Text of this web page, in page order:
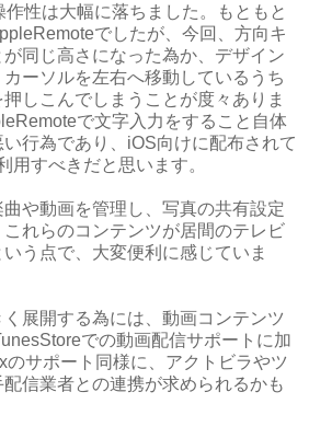
性は大幅に落ちました。もともと
でしたが、今回、方向キ
同じ高さになった為か、デザイン
ーソルを左右へ移動しているうち
しこんでしまうことが度々ありま
で文字入力をすること自体
行為であり、iOS向けに配布されて
用すべきだと思います。
や動画を管理し、写真の共有設定
れらのコンテンツが居間のテレビ
う点で、大変便利に感じていま
展開する為には、動画コンテンツ
での動画配信サポートに加
のサポート同様に、アクトビラやツ
信業者との連携が求められるかも